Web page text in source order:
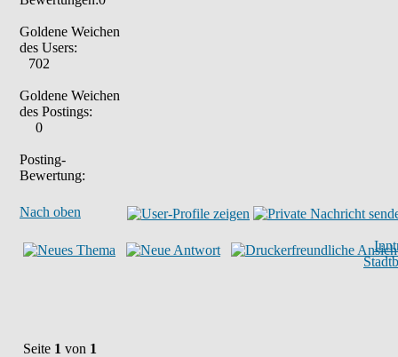
Goldene Weichen
des Users:
702
Goldene Weichen
des Postings:
0
Posting-
Bewertung:
Nach oben
Seite 1 von 1